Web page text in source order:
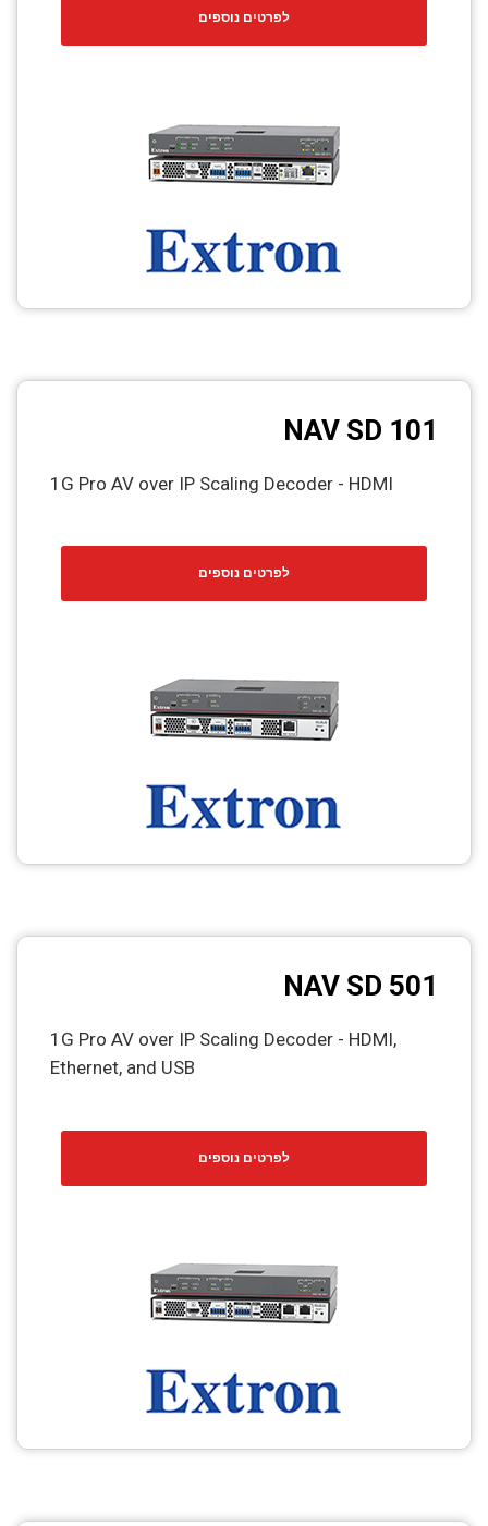
AV over IP
Photo Printers
לפרטים נוספים
NAV SD 101
1G Pro AV over IP Scaling Decoder - HDMI
לפרטים נוספים
NAV SD 501
1G Pro AV over IP Scaling Decoder - HDMI,
Ethernet, and USB
לפרטים נוספים